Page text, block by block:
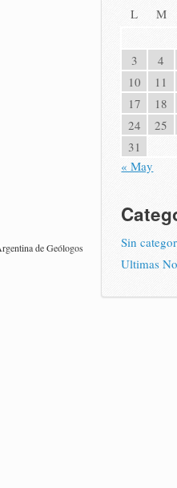
de Geó­lo­gos
L M
3
4
10
11
17
18
24
25
31
« May
Sin
Ultimas